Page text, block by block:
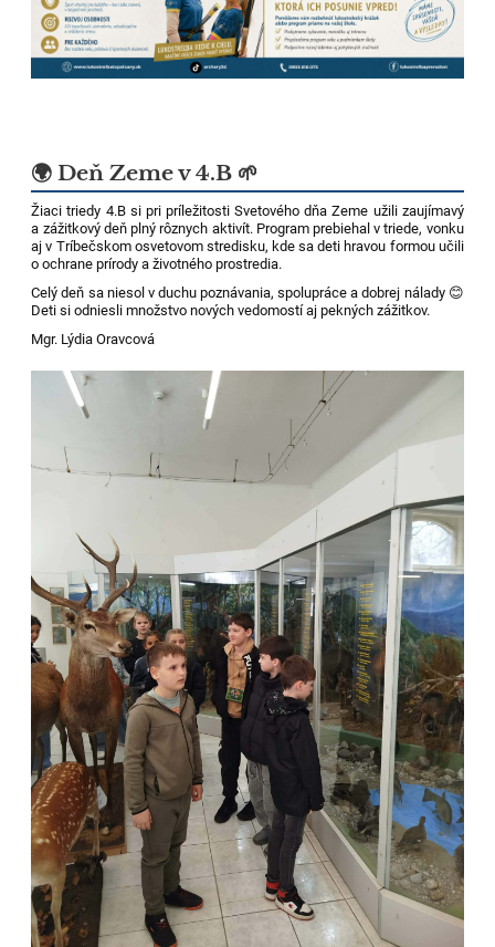
🌍 Deň Zeme v 4.B 🌱
Žiaci triedy 4.B si pri príležitosti Svetového dňa Zeme užili zaujímavý
a zážitkový deň plný rôznych aktivít. Program prebiehal v triede, vonku
aj v Tríbečskom osvetovom stredisku, kde sa deti hravou formou učili
o ochrane prírody a životného prostredia.
Celý deň sa niesol v duchu poznávania, spolupráce a dobrej nálady 😊
Deti si odniesli množstvo nových vedomostí aj pekných zážitkov.
Mgr. Lýdia Oravcová